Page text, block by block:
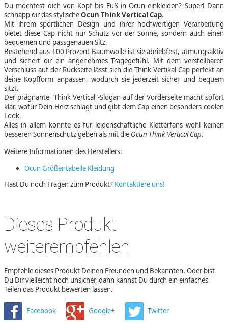
Du möchtest dich von Kopf bis Fuß in Ocun einkleiden? Super! Dann
schnapp dir das stylischeOcun Think Vertical Cap.
Mit ihrem sportlichen Design und ihrer hochwertigen Verarbeitung
bietet diese Cap nicht nur Schutz vor der Sonne, sondern auch einen
bequemen und passgenauen Sitz.
Bestehend aus 100 Prozent Baumwolle ist sie abriebfest, atmungsaktiv
und sichert dir ein angenehmes Tragegefühl. Mit dem verstellbaren
Verschluss auf der Rückseite lässt sich die Think Vertikal Cap perfekt an
deine Kopfform anpassen, wodurch sie jederzeit sicher und bequem
sitzt.
Der prägnante "Think Vertical"-Slogan auf der Vorderseite macht sofort
klar, wofür Dein Herz schlägt und gibt dem Cap einen besonders coolen
Look.
Alles in allem könnte es für leidenschaftliche Kletterfans wohl keinen
besseren Sonnenschutz geben als mit die Ocun Think Vertical Cap.
Weitere Informationen des Herstellers:
Ocun Größentabelle Kleidung
Hast Du noch Fragen zum Produkt? Kontaktiere uns!
Dieses Produkt
weiterempfehlen
Empfehle dieses Produkt Deinen Freunden und Bekannten. Oder bist
Du Dir vielleicht noch unsicher, dann kannst Du durch ein einfaches
Teilen das Produkt bewerten lassen.
Facebook Google+ Twitter